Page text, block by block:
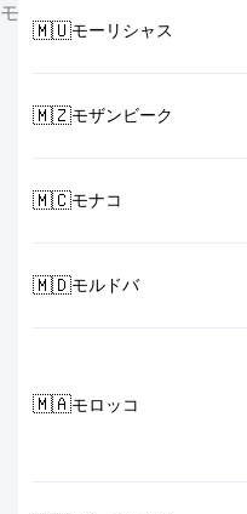
モ
🇲🇺モーリシャス
🇲🇿モザンビーク
🇲🇨モナコ
🇲🇩モルドバ
🇲🇦モロッコ